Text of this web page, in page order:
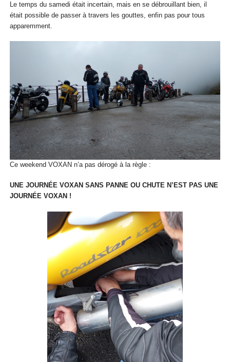
Le temps du samedi était incertain, mais en se débrouillant bien, il
était possible de passer à travers les gouttes, enfin pas pour tous
apparemment.
Ce weekend VOXAN n’a pas dérogé à la règle :
UNE JOURNÉE VOXAN SANS PANNE OU CHUTE N’EST PAS UNE
JOURNÉE VOXAN !